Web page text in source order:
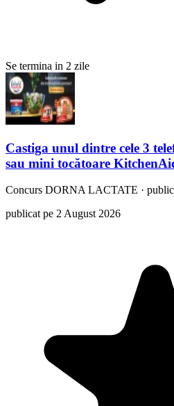
Se termina in 2 zile
Castiga unul dintre cele 3
sau mini tocătoare
Concurs DORNA LACTATE ·
publicat pe 2 August 2026